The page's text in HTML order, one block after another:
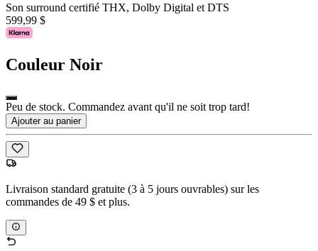
Son surround certifié THX, Dolby Digital et DTS
599,99 $
Couleur Noir
Peu de stock. Commandez avant qu'il ne soit trop tard!
Ajouter au panier
Livraison standard gratuite (3 à 5 jours ouvrables) sur les
commandes de 49 $ et plus.